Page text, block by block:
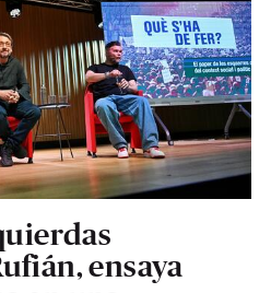
ensaya